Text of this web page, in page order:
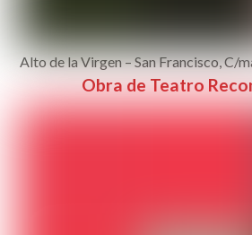
Alto de la Virgen – San Francisco, C/
Obra de Teatro